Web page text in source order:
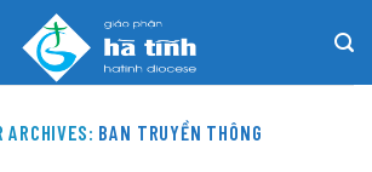
ARCHIVES: BAN TRUYỀN THÔNG